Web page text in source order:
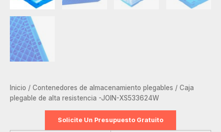
Inicio / Contenedores de almacenamiento plegables / Caja
plegable de alta resistencia -JOIN-XS533624W
Solicite Un Presupuesto Gratuito